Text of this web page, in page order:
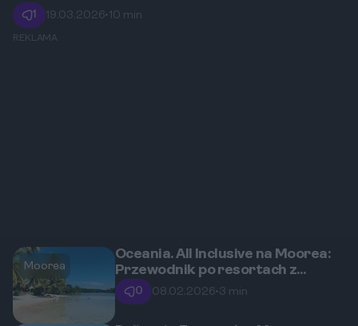
przewodnik poprowadzi Cię przez bujne dżungle, pola
ananasowe i punkty widokowe, z których roztaczają się
1 19.03.2026• 10 min
REKLAMA
Moorea
Oceania. All Inclusive na Moorea:
Przewodnik po resortach z
bungalowami na wodzie
0 08.02.2026• 3 min